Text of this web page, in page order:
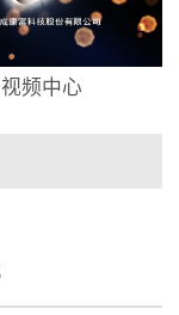
视频中心